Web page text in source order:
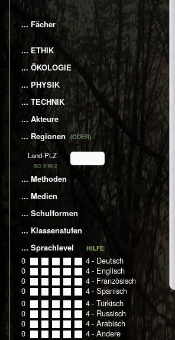
... Fächer
... ETHIK
... ÖKOLOGIE
... PHYSIK
... TECHNIK
... Akteure
... Regionen(ODER)
Land-PLZ
ISO-3166-2
... Methoden
... Medien
... Schulformen
... Klassenstufen
... Sprachlevel
HILFE
0 0 1 2 3 4- Deutsch
0
0 1 2 3 4- Englisch
0
0 1 2 3 4- Französisch
0
0 1 2 3 4- Spanisch
0
0 1 2 3 4- Türkisch
0
0 1 2 3 4- Russisch
0
0 1 2 3 4- Arabisch
0
0 1 2 3 4- Andere